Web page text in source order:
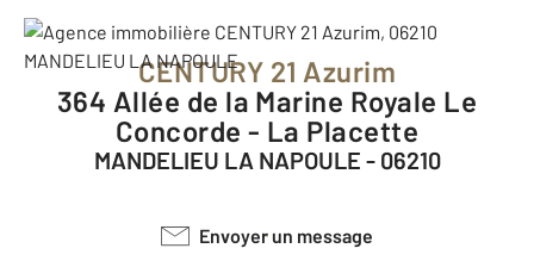
CENTURY 21 Azurim
364 Allée de la Marine Royale Le
Concorde - La Placette
MANDELIEU LA NAPOULE - 06210
Envoyer un message